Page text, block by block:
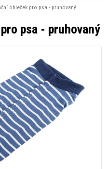
obleček pro psa - pruhovaný
psa - pruhovaný